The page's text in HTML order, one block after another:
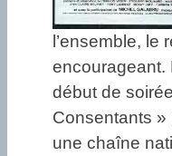
l’ensemble, le
encourageant.
début de
Consentants »
une chaîne